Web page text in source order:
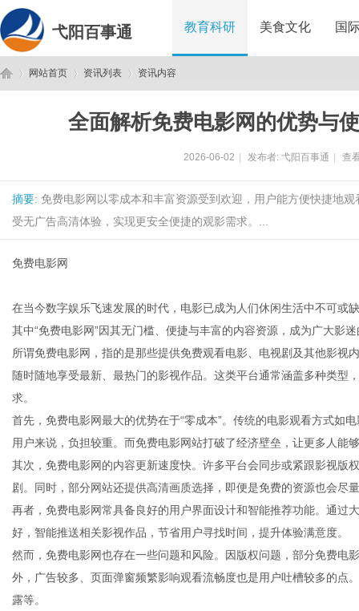
弋阳百事通 教育科研 美食文化 国
网站首页 资讯列表 资讯内容
全面解析免费电影网的优势与
2026-06-02 发布者: 弋阳百事通 查
摘要: 免费电影网以零成本和丰富资源受到欢迎，用户能方便快捷地
受无广告高清体验，实现更安全便捷的观影需求。...
免费电影网
在当今数字娱乐飞速发展的时代，电影已成为人们休闲生活中不可或
其中“免费电影网”因其无门槛、便捷与丰富的内容资源，成为广大影
所谓免费电影网，指的是那些提供免费观看电影、电视剧及其他影视
随时随地享受最新、最热门的影视作品。这类平台通常涵盖多种类型
求。
首先，免费电影网最大的优势在于“零成本”。传统的电影观看方式如
用户来说，负担较重。而免费电影网站打破了经济壁垒，让更多人能
其次，免费电影网的内容更新速度快。许多平台会同步或紧跟影视版
剧。同时，部分网站还提供高清画质选择，即便是免费的资源也会尽
再者，免费电影网常具备良好的用户界面设计和智能推荐功能。通过
好，智能推送相关影视作品，节省用户寻找时间，提升体验满意度。
然而，免费电影网也存在一些问题和风险。因版权问题，部分免费电
外，广告较多、页面弹窗频繁影响观看流畅度也是用户吐槽较多的点
露等。